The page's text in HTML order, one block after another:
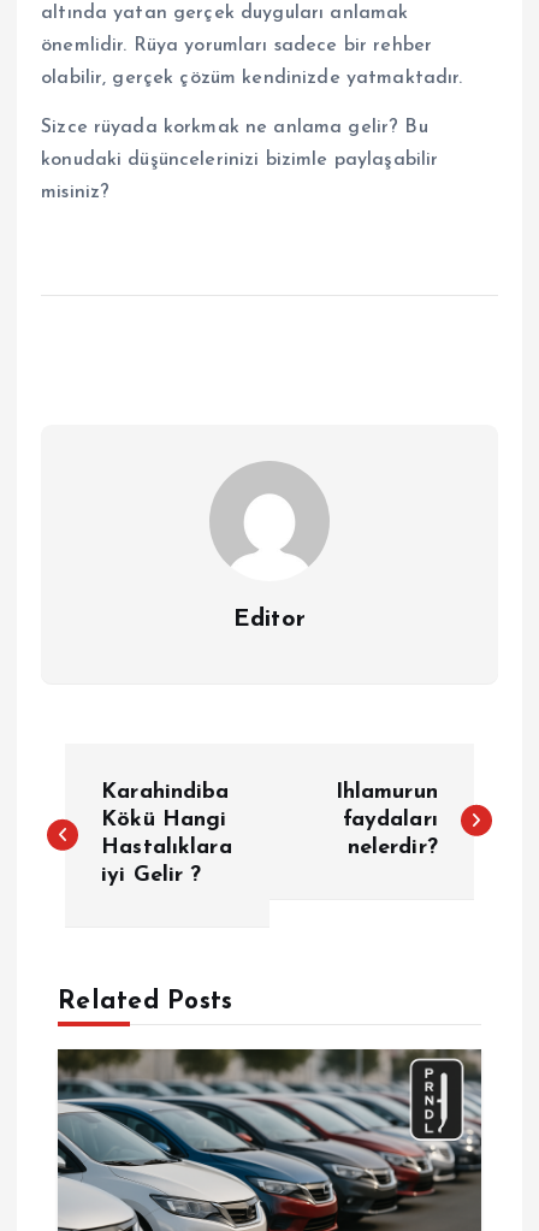
altında yatan gerçek duyguları anlamak
önemlidir. Rüya yorumları sadece bir rehber
olabilir, gerçek çözüm kendinizde yatmaktadır.
Sizce rüyada korkmak ne anlama gelir? Bu
konudaki düşüncelerinizi bizimle paylaşabilir
misiniz?
Editor
a
g
e
z
Karahindiba
Kökü Hangi
Hastalıklara
iyi Gelir ?
Ihlamurun
faydaları
nelerdir?
Related Posts